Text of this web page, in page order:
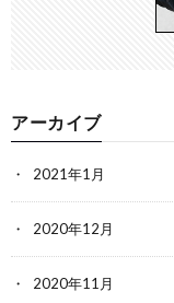
アーカイブ
2021年1月
2020年12月
2020年11月